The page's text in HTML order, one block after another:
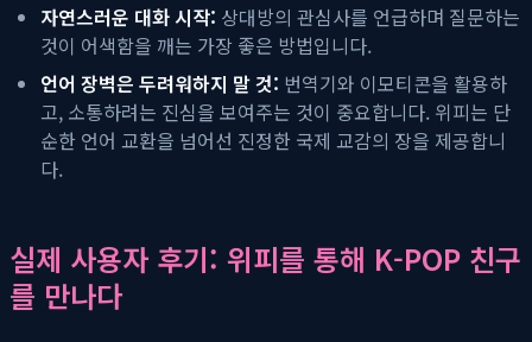
자연스러운 대화 시작: 상대방의 관심사를 언급하며 질문하는
것이 어색함을 깨는 가장 좋은 방법입니다.
언어 장벽은 두려워하지 말 것: 번역기와 이모티콘을 활용하
고, 소통하려는 진심을 보여주는 것이 중요합니다. 위피는 단
순한 언어 교환을 넘어선 진정한 국제 교감의 장을 제공합니
다.
실제 사용자 후기: 위피를 통해 K-POP 친구
를 만나다